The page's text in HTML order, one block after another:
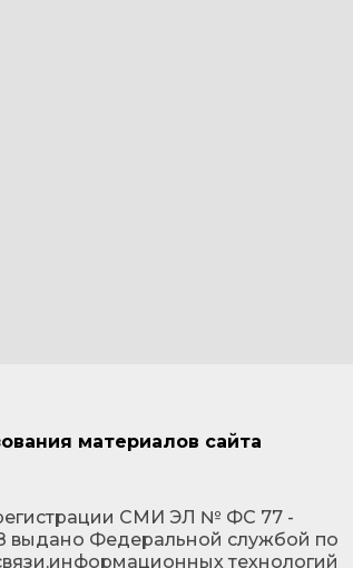
материалов сайта
СМИ ЭЛ № ФС 77 -
выдано Федеральной службой по
технологий